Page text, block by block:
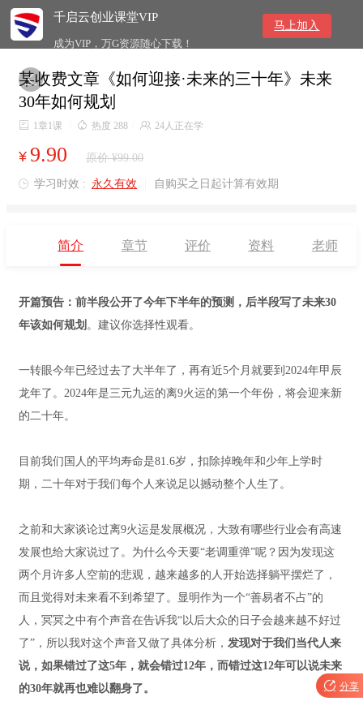
千启云创业课堂VIP
成为VIP，万G资源随心下载！
马上加入

某收费文章《如何迎接·未来的三十年》未来
30年如何规划
 1章1课  热度 288  24人正在学
¥ 9.90 原价 ¥99.00
 学习时效 : 永久有效 自购买之日起计算有效期
简介 章节 评价 资料 老师
开篇预告：前半段公开了今年下半年的预测，后半段写了未来30
年该如何规划 。建议你选择性观看。
一转眼今年已经过去了大半年了，再有近5个月就要到2024年甲辰
龙年了。2024年是三元九运的离9火运的第一个年份，将会迎来新
的二十年。
目前我们国人的平均寿命是81.6岁，扣除掉晚年和少年上学时
期，二十年对于我们每个人来说足以撼动整个人生了。
之前和大家谈论过离9火运是发展概况，大致有哪些行业会有高速
发展也给大家说过了。为什么今天要“老调重弹”呢？因为发现这
两个月许多人空前的悲观，越来越多的人开始选择躺平摆烂了，
而且觉得对未来看不到希望了。显明作为一个“善易者不占”的
人，冥冥之中有个声音在告诉我“以后大众的日子会越来越不好过
了”，所以我对这个声音又做了具体分析， 发现对于我们当代人来
说，如果错过了这5年，就会错过12年，而错过这12年可以说未来
的30年就再也难以翻身了。
 分享